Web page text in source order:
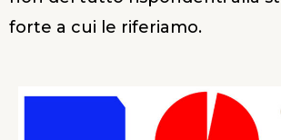
forte a cui le riferiamo.